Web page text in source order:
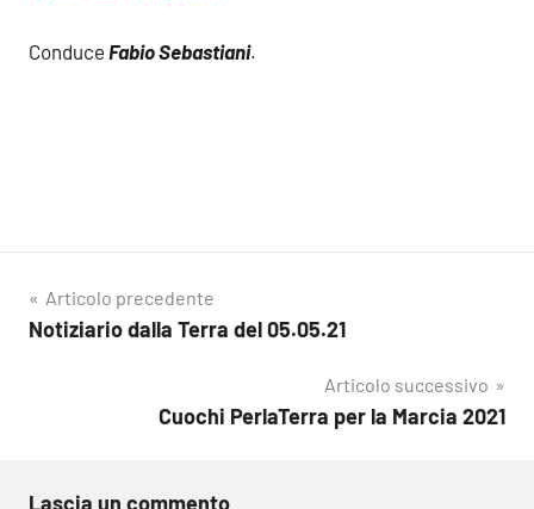
Conduce Fabio Sebastiani.
Navigazione
articoli
Articolo precedente
Notiziario dalla Terra del 05.05.21
Articolo successivo
Cuochi PerlaTerra per la Marcia 2021
Lascia un commento